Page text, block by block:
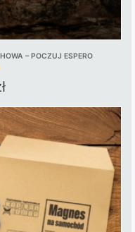
– POCZUJ ESPERO